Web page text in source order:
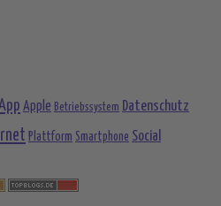
Apple Betriebssystem Datenschutz
Plattform Smartphone Social